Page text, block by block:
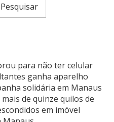
Pesquisar
para não ter celular
ganha aparelho
solidária em Manaus
de quinze quilos de
em imóvel